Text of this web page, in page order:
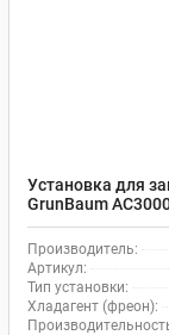
Установка для
GrunBaum
Производитель:
Артикул:
Тип установки:
Хладагент (фреон):